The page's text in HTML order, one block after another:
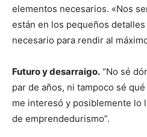
elementos necesarios. «Nos
están en los pequeños
necesario para rendir al
Futuro y desarraigo. “No sé
par de años, ni tampoco sé
me interesó y posiblemente lo
de emprendedurismo”.